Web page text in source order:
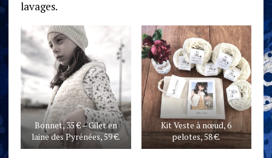
lavages.
Bonnet, 35 € – Gilet en
laine des Pyrénées, 59 €.
Kit Veste à nœud, 6
pelotes, 58 €.